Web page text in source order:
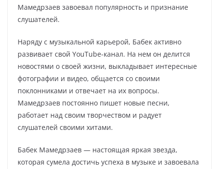
Мамедрзаев завоевал популярность и признание
слушателей.
Наряду с музыкальной карьерой, Бабек активно
развивает свой YouTube-канал. На нем он делится
новостями о своей жизни, выкладывает интересные
фотографии и видео, общается со своими
поклонниками и отвечает на их вопросы.
Мамедрзаев постоянно пишет новые песни,
работает над своим творчеством и радует
слушателей своими хитами.
Бабек Мамедрзаев — настоящая яркая звезда,
которая сумела достичь успеха в музыке и завоевала